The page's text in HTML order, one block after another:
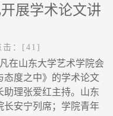
展学术论文讲
击：[ 41 ]
在山东大学艺术学院会
态度之中》的学术论文
理张爱红主持。山东
长安宁列席；学院青年